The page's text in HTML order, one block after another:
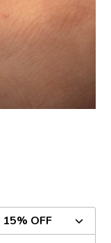
15% OFF